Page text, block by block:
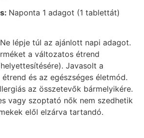
Naponta 1 adagot (1 tablettát)
Ne lépje túl az ajánlott napi adagot.
a változatos étrend
Javasolt a
és az egészséges életmód.
az összetevők bármelyikére.
vagy szoptató nők nem szedhetik
elől elzárva tartandó.